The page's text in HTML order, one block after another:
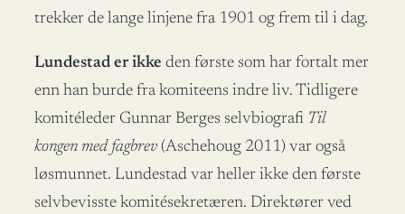
trekker de lange linjene fra 1901 og frem til i dag.
Lundestad er ikke den første som har fortalt mer
enn han burde fra komiteens indre liv. Tidligere
komitéleder Gunnar Berges selvbiografi Til
kongen med fagbrev (Aschehoug 2011) var også
løsmunnet. Lundestad var heller ikke den første
selvbevisste komitésekretæren. Direktører ved